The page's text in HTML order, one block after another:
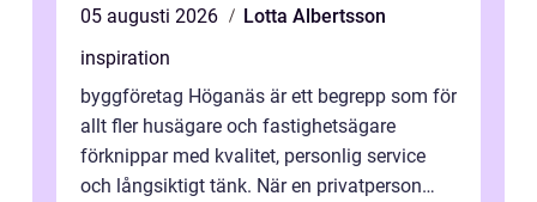
05 augusti 2026
Lotta Albertsson
inspiration
byggföretag Höganäs är ett begrepp som för
allt fler husägare och fastighetsägare
förknippar med kvalitet, personlig service
och långsiktigt tänk. När en privatperson